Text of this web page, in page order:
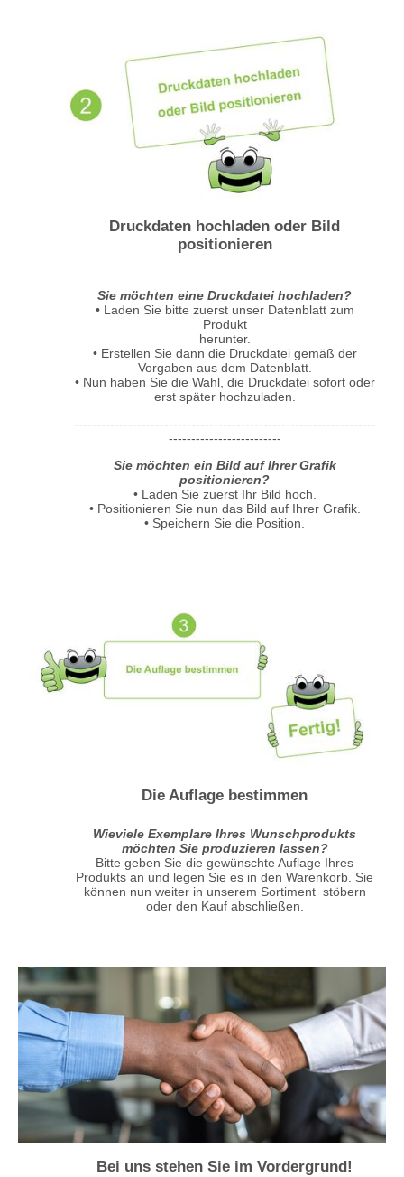
Druckdaten hochladen oder Bild
positionieren
Sie möchten eine Druckdatei hochladen?
• Laden Sie bitte zuerst unser Datenblatt zum
Produkt
herunter.
• Erstellen Sie dann die Druckdatei gemäß der
Vorgaben aus dem Datenblatt.
• Nun haben Sie die Wahl, die Druckdatei sofort oder
erst später hochzuladen.
-------------------------------------------------------------------
-------------------------
Sie möchten ein Bild auf Ihrer Grafik
positionieren?
• Laden Sie zuerst Ihr Bild hoch.
• Positionieren Sie nun das Bild auf Ihrer Grafik.
• Speichern Sie die Position.
Die Auflage bestimmen
Wieviele Exemplare Ihres Wunschprodukts
möchten Sie produzieren lassen?
Bitte geben Sie die gewünschte Auflage Ihres
Produkts an und legen Sie es in den Warenkorb. Sie
können nun weiter in unserem Sortiment stöbern
oder den Kauf abschließen.
Bei uns stehen Sie im Vordergrund!